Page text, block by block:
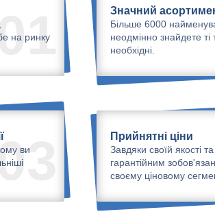
на ринку
Значний
Більше 6000
неодмінно знайдете ті
необхідні.
ви
Прийнятні ціни
Завдяки своїй якості
гарантійним
своєму ціновому